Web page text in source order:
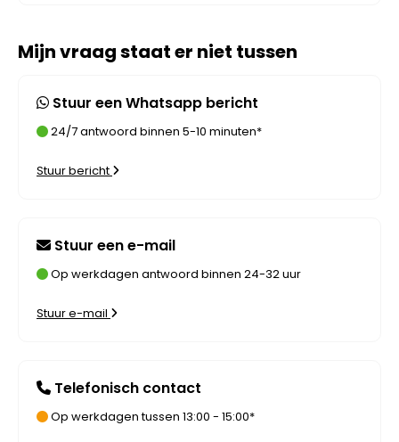
Mijn vraag staat er niet tussen
Stuur een Whatsapp bericht
24/7 antwoord binnen 5-10 minuten*
Stuur bericht
Stuur een e-mail
Op werkdagen antwoord binnen 24-32 uur
Stuur e-mail
Telefonisch contact
Op werkdagen tussen 13:00 - 15:00*